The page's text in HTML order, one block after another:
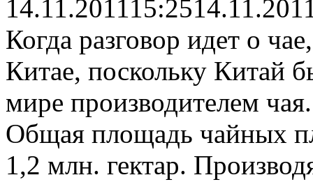
14.11.201115:25
Когда разговор идет о
Китае, поскольку Китай
мире производителем чая.
Общая площадь чайных
1,2 млн. гектар.